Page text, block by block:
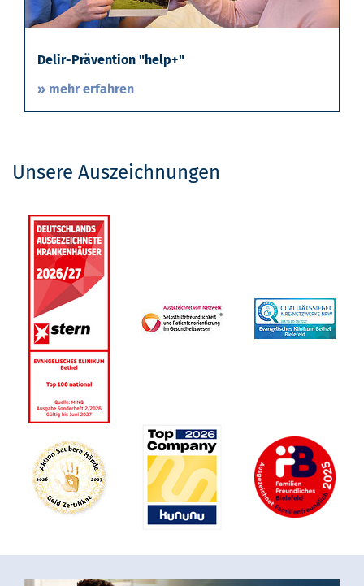
Delir-Prävention "help+"
» mehr erfahren
Unsere Auszeichnungen